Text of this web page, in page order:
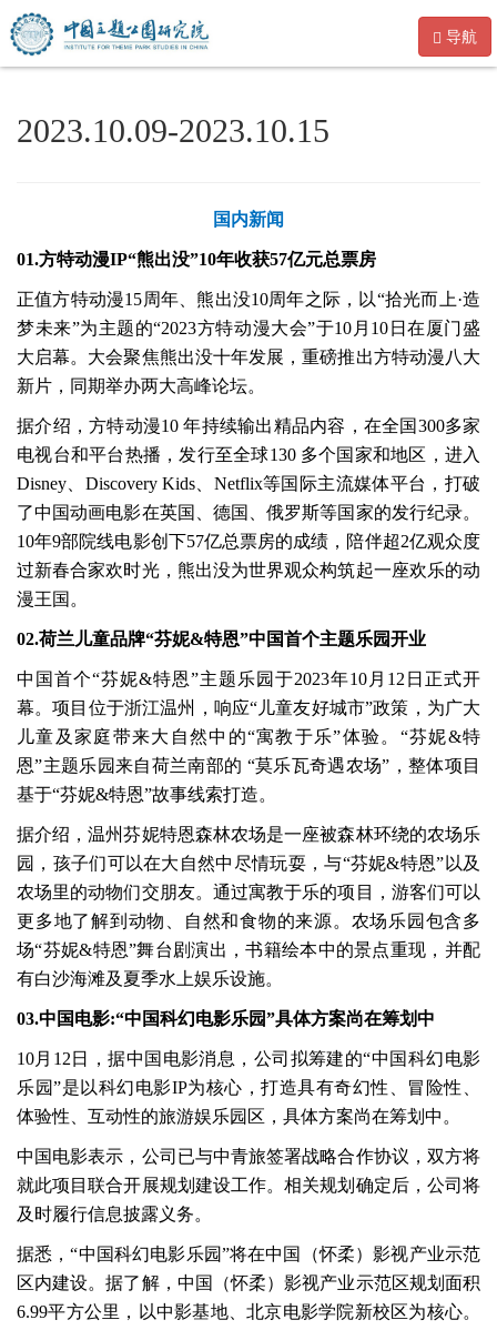
导航
2023.10.09-2023.10.15
国内新闻
01.方特动漫IP“熊出没”10年收获57亿元总票房
正值方特动漫15周年、熊出没10周年之际，以“拾光而上·造
梦未来”为主题的“2023方特动漫大会”于10月10日在厦门盛
大启幕。大会聚焦熊出没十年发展，重磅推出方特动漫八大
新片，同期举办两大高峰论坛。
据介绍，方特动漫10 年持续输出精品内容，在全国300多家
电视台和平台热播，发行至全球130 多个国家和地区，进入
Disney、Discovery Kids、Netflix等国际主流媒体平台，打破
了中国动画电影在英国、德国、俄罗斯等国家的发行纪录。
10年9部院线电影创下57亿总票房的成绩，陪伴超2亿观众度
过新春合家欢时光，熊出没为世界观众构筑起一座欢乐的动
漫王国。
02.荷兰儿童品牌“芬妮&特恩”中国首个主题乐园开业
中国首个“芬妮&特恩”主题乐园于2023年10月12日正式开
幕。项目位于浙江温州，响应“儿童友好城市”政策，为广大
儿童及家庭带来大自然中的“寓教于乐”体验。“芬妮&特
恩”主题乐园来自荷兰南部的 “莫乐瓦奇遇农场”，整体项目
基于“芬妮&特恩”故事线索打造。
据介绍，温州芬妮特恩森林农场是一座被森林环绕的农场乐
园，孩子们可以在大自然中尽情玩耍，与“芬妮&特恩”以及
农场里的动物们交朋友。通过寓教于乐的项目，游客们可以
更多地了解到动物、自然和食物的来源。农场乐园包含多
场“芬妮&特恩”舞台剧演出，书籍绘本中的景点重现，并配
有白沙海滩及夏季水上娱乐设施。
03.中国电影:“中国科幻电影乐园”具体方案尚在筹划中
10月12日，据中国电影消息，公司拟筹建的“中国科幻电影
乐园”是以科幻电影IP为核心，打造具有奇幻性、冒险性、
体验性、互动性的旅游娱乐园区，具体方案尚在筹划中。
中国电影表示，公司已与中青旅签署战略合作协议，双方将
就此项目联合开展规划建设工作。相关规划确定后，公司将
及时履行信息披露义务。
据悉，“中国科幻电影乐园”将在中国（怀柔）影视产业示范
区内建设。据了解，中国（怀柔）影视产业示范区规划面积
6.99平方公里，以中影基地、北京电影学院新校区为核心。